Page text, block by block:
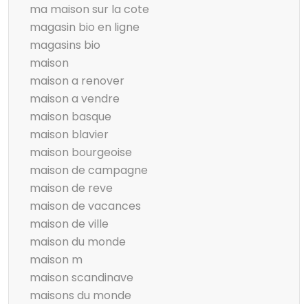
ma maison sur la cote
magasin bio en ligne
magasins bio
maison
maison a renover
maison a vendre
maison basque
maison blavier
maison bourgeoise
maison de campagne
maison de reve
maison de vacances
maison de ville
maison du monde
maison m
maison scandinave
maisons du monde